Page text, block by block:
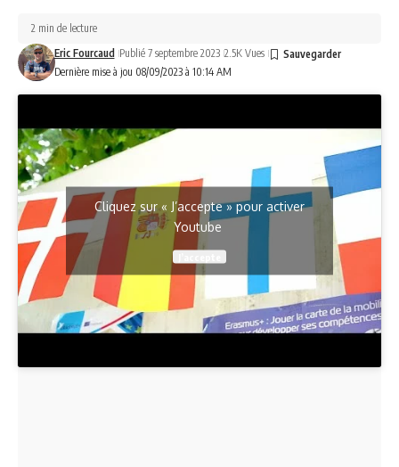
Dernière mise à jou 08/09/2023 à 10:14 AM
Eric Fourcaud Publié 7 septembre 2023 2.5K Vues
2 min de lecture
Cliquez sur « J’accepte » pour activer
Youtube